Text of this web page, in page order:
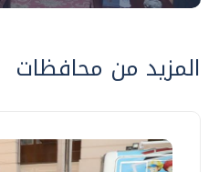
المزيد من محافظات